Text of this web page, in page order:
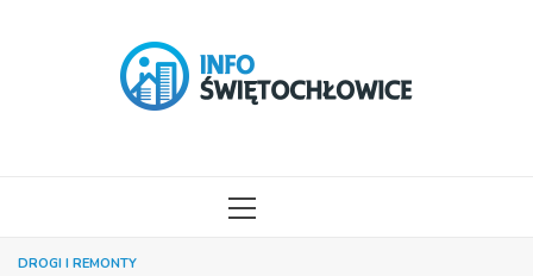
MENU
DROGI I REMONTY